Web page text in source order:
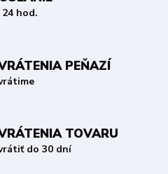
hod.
PEŇAZÍ
TOVARU
do 30 dní